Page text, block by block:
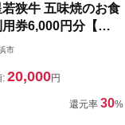
若狭牛 五味焼のお食
券6,000円分【お
テイクアウト 焼肉
ランク
市
:20,000円
還元率 30%